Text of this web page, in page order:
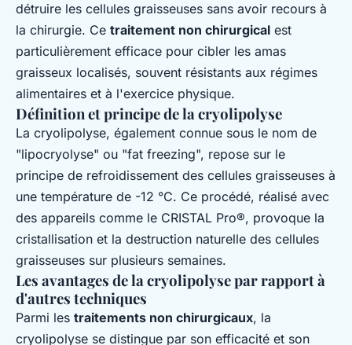
détruire les cellules graisseuses sans avoir recours à
la chirurgie. Ce traitement non chirurgical est
particulièrement efficace pour cibler les amas
graisseux localisés, souvent résistants aux régimes
alimentaires et à l'exercice physique.
Définition et principe de la cryolipolyse
La cryolipolyse, également connue sous le nom de
"lipocryolyse" ou "fat freezing", repose sur le
principe de refroidissement des cellules graisseuses à
une température de -12 °C. Ce procédé, réalisé avec
des appareils comme le CRISTAL Pro®, provoque la
cristallisation et la destruction naturelle des cellules
graisseuses sur plusieurs semaines.
Les avantages de la cryolipolyse par rapport à
d'autres techniques
Parmi les traitements non chirurgicaux, la
cryolipolyse se distingue par son efficacité et son